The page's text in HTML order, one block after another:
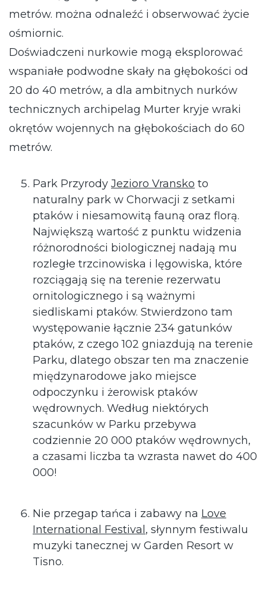
metrów. można odnaleźć i obserwować życie
ośmiornic.
Doświadczeni nurkowie mogą eksplorować
wspaniałe podwodne skały na głębokości od
20 do 40 metrów, a dla ambitnych nurków
technicznych archipelag Murter kryje wraki
okrętów wojennych na głębokościach do 60
metrów.
Park Przyrody Jezioro Vransko to
naturalny park w Chorwacji z setkami
ptaków i niesamowitą fauną oraz florą.
Największą wartość z punktu widzenia
różnorodności biologicznej nadają mu
rozległe trzcinowiska i lęgowiska, które
rozciągają się na terenie rezerwatu
ornitologicznego i są ważnymi
siedliskami ptaków. Stwierdzono tam
występowanie łącznie 234 gatunków
ptaków, z czego 102 gniazdują na terenie
Parku, dlatego obszar ten ma znaczenie
międzynarodowe jako miejsce
odpoczynku i żerowisk ptaków
wędrownych. Według niektórych
szacunków w Parku przebywa
codziennie 20 000 ptaków wędrownych,
a czasami liczba ta wzrasta nawet do 400
000!
Nie przegap tańca i zabawy na Love
International Festival , słynnym festiwalu
muzyki tanecznej w Garden Resort w
Tisno.